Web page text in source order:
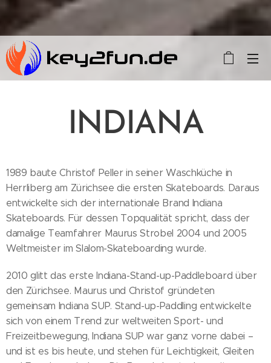
INDIANA
1989 baute Christof Peller in seiner Waschküche in
Herrliberg am Zürichsee die ersten Skateboards. Daraus
entwickelte sich der internationale Brand Indiana
Skateboards. Für dessen Topqualität spricht, dass der
damalige Teamfahrer Maurus Strobel 2004 und 2005
Weltmeister im Slalom-Skateboarding wurde.
2010 glitt das erste Indiana-Stand-up-Paddleboard über
den Zürichsee. Maurus und Christof gründeten
gemeinsam Indiana SUP. Stand-up-Paddling entwickelte
sich von einem Trend zur weltweiten Sport- und
Freizeitbewegung, Indiana SUP war ganz vorne dabei –
und ist es bis heute, und stehen für Leichtigkeit, Gleiten